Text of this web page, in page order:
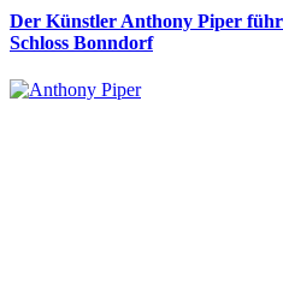
Der Künstler Anthony Piper
Schloss Bonndorf